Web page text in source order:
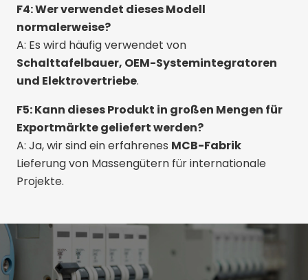
F4: Wer verwendet dieses Modell
normalerweise?
A: Es wird häufig verwendet von
Schalttafelbauer, OEM-Systemintegratoren
und Elektrovertriebe.
F5: Kann dieses Produkt in großen Mengen für
Exportmärkte geliefert werden?
A: Ja, wir sind ein erfahrenes MCB-Fabrik
Lieferung von Massengütern für internationale
Projekte.